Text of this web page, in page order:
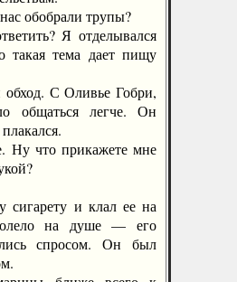
обобрали трупы?
Я отделывался
такая тема дает пищу
С Оливье Гобри,
общаться легче. Он
что прикажете мне
и клал ее на
на душе — его
спросом. Он был